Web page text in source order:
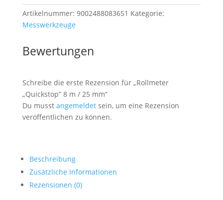
mm
Menge
Artikelnummer: 9002488083651 Kategorie:
Messwerkzeuge
Bewertungen
Schreibe die erste Rezension für „Rollmeter
„Quickstop“ 8 m / 25 mm“
Du musst angemeldetsein, um eine Rezension
veröffentlichen zu können.
Beschreibung
Zusätzliche Informationen
Rezensionen (0)